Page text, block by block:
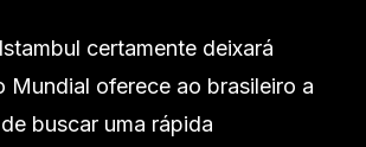
certamente deixará
Mundial oferece ao brasileiro a
buscar uma rápida